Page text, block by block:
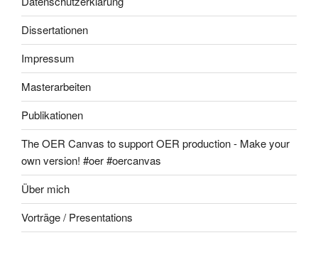
Dissertationen
Impressum
Masterarbeiten
Publikationen
The OER Canvas to support OER production - Make your
own version! #oer #oercanvas
Über mich
Vorträge / Presentations